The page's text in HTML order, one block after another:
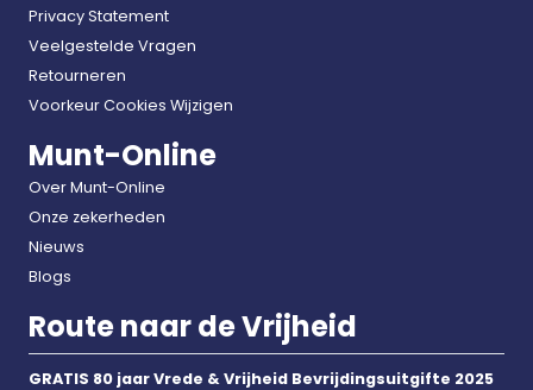
Privacy Statement
Veelgestelde Vragen
Retourneren
Voorkeur Cookies Wijzigen
Munt-Online
Over Munt-Online
Onze zekerheden
Nieuws
Blogs
Route naar de Vrijheid
GRATIS 80 jaar Vrede & Vrijheid Bevrijdingsuitgifte 2025